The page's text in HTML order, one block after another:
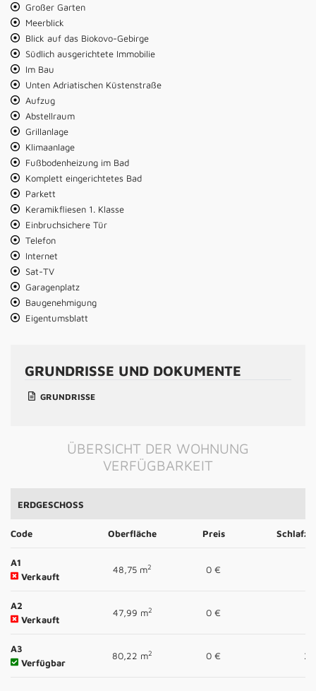
Großer Garten
Meerblick
Blick auf das Biokovo-Gebirge
Südlich ausgerichtete Immobilie
Im Bau
Unten Adriatischen Küstenstraße
Aufzug
Abstellraum
Grillanlage
Klimaanlage
Fußbodenheizung im Bad
Komplett eingerichtetes Bad
Parkett
Keramikfliesen 1. Klasse
Einbruchsichere Tür
Telefon
Internet
Sat-TV
Garagenplatz
Baugenehmigung
Eigentumsblatt
GRUNDRISSE UND DOKUMENTE
GRUNDRISSE
ÜBERSICHT DER WOHNUNG
VERFÜGBARKEIT
ERDGESCHOSS
Code Oberfläche Preis
A1
Verkauft
48,75 m2 0 €
A2
Verkauft
47,99 m2 0 €
A3
Verfügbar
80,22 m2 0 € 2